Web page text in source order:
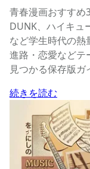
青春漫画おすすめ
DUNK、ハイキュ
など学生時代の熱
進路・恋愛などテ
見つかる保存版ガ
続きを読む